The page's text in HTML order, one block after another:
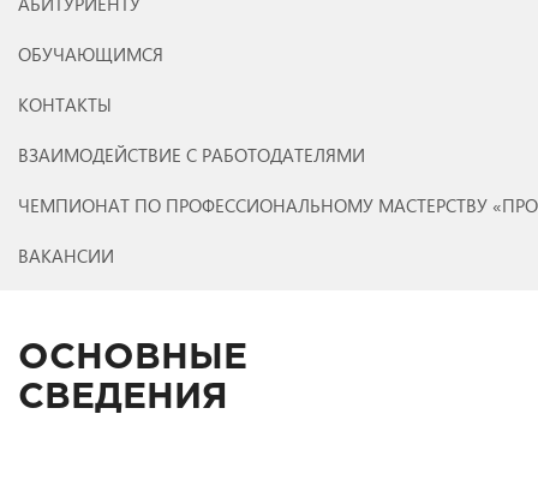
ОБУЧАЮЩИМСЯ
КОНТАКТЫ
ВЗАИМОДЕЙСТВИЕ С РАБОТОДАТЕЛЯМИ
ЧЕМПИОНАТ ПО ПРОФЕССИОНАЛЬНОМУ МАСТЕРСТВУ
ВАКАНСИИ
ОСНОВНЫЕ
СВЕДЕНИЯ